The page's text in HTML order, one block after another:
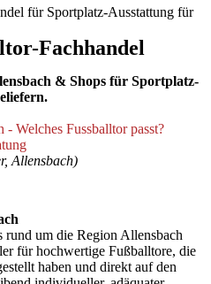
für Sportplatz-Ausstattung für
Fachhandel
& Shops für Sportplatz-
Allensbach)
um die Region Allensbach
für hochwertige Fußballtore, die
haben und direkt auf den